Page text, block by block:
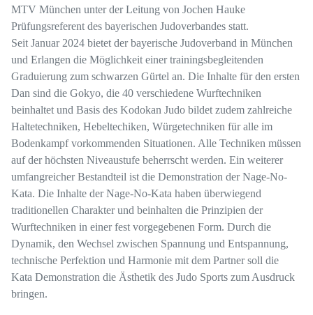
MTV München unter der Leitung von Jochen Hauke
Prüfungsreferent des bayerischen Judoverbandes statt.
Seit Januar 2024 bietet der bayerische Judoverband in München
und Erlangen die Möglichkeit einer trainingsbegleitenden
Graduierung zum schwarzen Gürtel an. Die Inhalte für den ersten
Dan sind die Gokyo, die 40 verschiedene Wurftechniken
beinhaltet und Basis des Kodokan Judo bildet zudem zahlreiche
Haltetechniken, Hebeltechiken, Würgetechniken für alle im
Bodenkampf vorkommenden Situationen. Alle Techniken müssen
auf der höchsten Niveaustufe beherrscht werden. Ein weiterer
umfangreicher Bestandteil ist die Demonstration der Nage-No-
Kata. Die Inhalte der Nage-No-Kata haben überwiegend
traditionellen Charakter und beinhalten die Prinzipien der
Wurftechniken in einer fest vorgegebenen Form. Durch die
Dynamik, den Wechsel zwischen Spannung und Entspannung,
technische Perfektion und Harmonie mit dem Partner soll die
Kata Demonstration die Ästhetik des Judo Sports zum Ausdruck
bringen.